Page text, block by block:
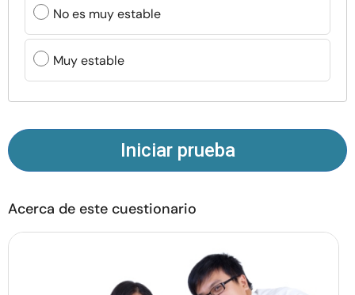
Recursos
Comunidad
Idioma
Sobre nosotros Contáctanos Escríbenos
Publicidad con
© Copyright 2026. Todos los derechos reservados.
No es muy estable
Muy estable
Iniciar prueba
Acerca de este cuestionario